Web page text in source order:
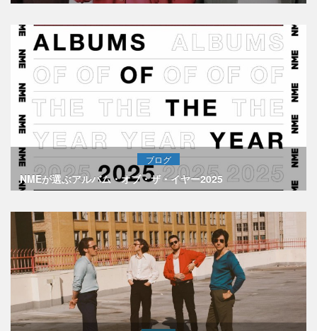
ブログ
NMEが選ぶアルバム・オブ・ザ・イヤー2025